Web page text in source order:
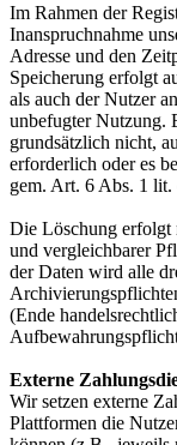
Im Rahmen der
Inanspruchnahme
Adresse und den
Speicherung erfolgt
als auch der Nutzer
unbefugter Nutzung.
grundsätzlich nicht,
erforderlich oder es
gem. Art. 6 Abs. 1
Die Löschung erfolgt
und vergleichbarer
der Daten wird alle
(Ende
Externe
Wir setzen externe
Plattformen die